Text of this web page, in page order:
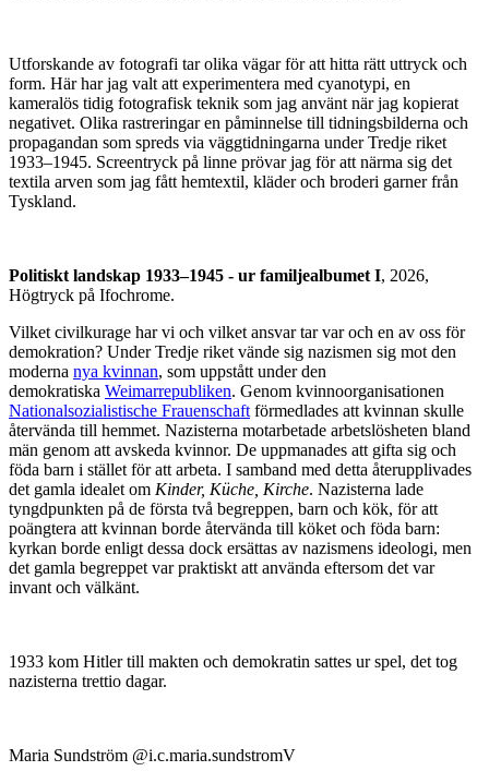
Utforskande av fotografi tar olika vägar för att hitta rätt uttryck och
form. Här har jag valt att experimentera med cyanotypi, en
kameralös tidig fotografisk teknik som jag använt när jag kopierat
negativet. Olika rastreringar en påminnelse till tidningsbilderna och
propagandan som spreds via väggtidningarna under Tredje riket
1933–1945. Screentryck på linne prövar jag för att närma sig det
textila arven som jag fått hemtextil, kläder och broderi garner från
Tyskland.
Politiskt landskap 1933–1945 - ur familjealbumet I, 2026,
Högtryck på Ifochrome.
Vilket civilkurage har vi och vilket ansvar tar var och en av oss för
demokration? Under Tredje riket vände sig nazismen sig mot den
moderna nya kvinnan, som uppstått under den
demokratiska Weimarrepubliken. Genom kvinnoorganisationen
Nationalsozialistische Frauenschaft förmedlades att kvinnan skulle
återvända till hemmet. Nazisterna motarbetade arbetslösheten bland
män genom att avskeda kvinnor. De uppmanades att gifta sig och
föda barn i stället för att arbeta. I samband med detta återupplivades
det gamla idealet om Kinder, Küche, Kirche. Nazisterna lade
tyngdpunkten på de första två begreppen, barn och kök, för att
poängtera att kvinnan borde återvända till köket och föda barn:
kyrkan borde enligt dessa dock ersättas av nazismens ideologi, men
det gamla begreppet var praktiskt att använda eftersom det var
invant och välkänt.
1933 kom Hitler till makten och demokratin sattes ur spel, det tog
nazisterna trettio dagar.
Maria Sundström @i.c.maria.sundstromV